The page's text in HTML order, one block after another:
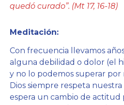
quedó curado”. (Mt 17, 16-18)
Meditación:
Con frecuencia llevamos
alguna debilidad o dolor (el
y no lo podemos superar por
Dios siempre respeta
espera un cambio de actitud